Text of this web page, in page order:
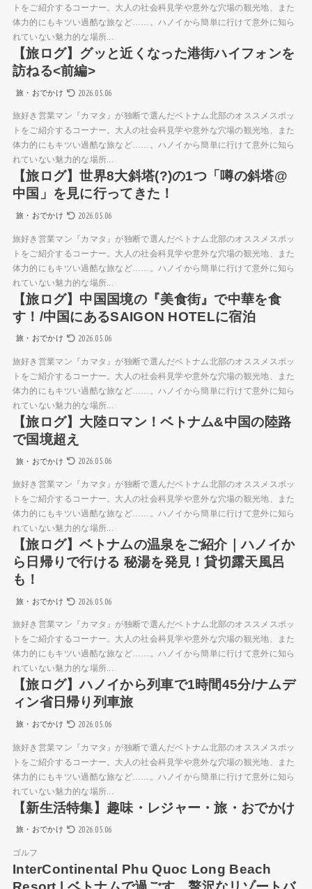
トをご紹介するコーナー。大人の社会科見学や意外な穴場の観光地、また
体力的にもキツい過酷な旅など……。ハノイから簡単に行けて意外に知ら
れていない魅力的な場所...
【旅ログ】グッと近くなった港街ハイフォンを
訪ねる<前編>
旅・おでかけ 2026.05.06
旅好き営業マン『カマタ』が独断で選んだベトナム北部のオススメスポッ
トをご紹介するコーナー。大人の社会科見学や意外な穴場の観光地、また
体力的にもキツい過酷な旅など……。ハノイから簡単に行けて意外に知ら
れていない魅力的な場所...
【旅ログ】世界8大斜塔(?)の1つ「噂の斜塔@
中国」を見に行ってきた！
旅・おでかけ 2026.05.06
旅好き営業マン『カマタ』が独断で選んだベトナム北部のオススメスポッ
トをご紹介するコーナー。大人の社会科見学や意外な穴場の観光地、また
体力的にもキツい過酷な旅など……。ハノイから簡単に行けて意外に知ら
れていない魅力的な場所...
【旅ログ】中国国境の『美食街』で中華を食
す！/中国にあるSAIGON HOTELに宿泊
旅・おでかけ 2026.05.06
旅好き営業マン『カマタ』が独断で選んだベトナム北部のオススメスポッ
トをご紹介するコーナー。大人の社会科見学や意外な穴場の観光地、また
体力的にもキツい過酷な旅など……。ハノイから簡単に行けて意外に知ら
れていない魅力的な場所...
【旅ログ】大陸ロマン！ベトナム&中国の陸路
で国境超え
旅・おでかけ 2026.05.06
旅好き営業マン『カマタ』が独断で選んだベトナム北部のオススメスポッ
トをご紹介するコーナー。大人の社会科見学や意外な穴場の観光地、また
体力的にもキツい過酷な旅など……。ハノイから簡単に行けて意外に知ら
れていない魅力的な場所...
【旅ログ】ベトナムの温泉をご紹介｜ハノイか
ら日帰りで行ける 秘湯を発見！貸切露天風呂
も！
旅・おでかけ 2026.05.06
旅好き営業マン『カマタ』が独断で選んだベトナム北部のオススメスポッ
トをご紹介するコーナー。大人の社会科見学や意外な穴場の観光地、また
体力的にもキツい過酷な旅など……。ハノイから簡単に行けて意外に知ら
れていない魅力的な場所...
【旅ログ】ハノイから列車で1時間45分/ナムデ
ィン省日帰り列車旅
旅・おでかけ 2026.05.06
旅好き営業マン『カマタ』が独断で選んだベトナム北部のオススメスポッ
トをご紹介するコーナー。大人の社会科見学や意外な穴場の観光地、また
体力的にもキツい過酷な旅など……。ハノイから簡単に行けて意外に知ら
れていない魅力的な場所...
【新生活特集】趣味・レジャー・旅・おでかけ
旅・おでかけ 2026.05.06
ゴルフ
InterContinental Phu Quoc Long Beach